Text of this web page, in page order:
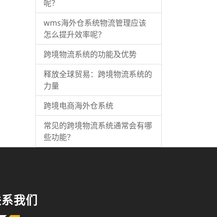
呢？
wms海外仓系统物流管理应该
怎么提升效率呢？
跨境物流系统的功能及优势
释放全球贸易：跨境物流系统的
力量
跨境电商海外仓系统
常见的跨境物流系统通常会有哪
些功能？
我们